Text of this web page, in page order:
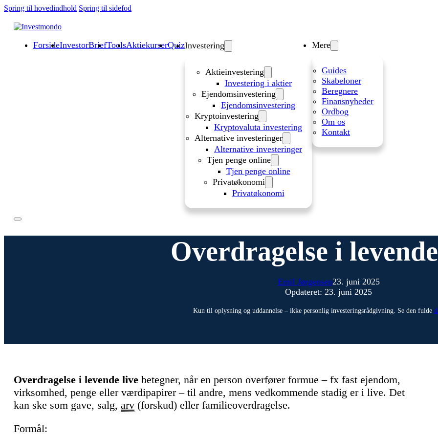
Spring til hovedindhold Spring til sidefod
ForsideInvestorBriefToolsAktiekurserQuizInvestering
Aktieinvestering
Investering i aktier
Ejendomsinvestering
Ejendomsinvestering
Kryptoinvestering
Kryptovaluta investering
Alternative investeringer
Alternative investeringer
Tjen penge online
Tjen penge online
Privatøkonomi
Privatøkonomi
Mere
Guides
Skabeloner
Beregnere
Finansnyheder
Ordbog
Om os
Kontakt
Overdragelse i
Emil Jørgensen23. juni 2025
Opdateret: 23. juni 2025
Kun til oplysning og uddannelse – ikke personlig investeringsrådgivning. Se den fulde
Overdragelse i levende live betegner, når en person overfører formue – fx fast ejendom,
virksomhed, penge eller værdipapirer – til andre, mens vedkommende stadig er i live. Det
kan ske som gave, salg, arv (forskud) eller familieoverdragelse.
Formål: